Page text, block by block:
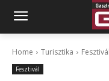
Home Turisztika Fesztivál
Fesztivál